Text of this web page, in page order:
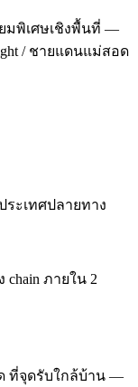
มพิเศษเชิงพื้นที่ —
/ ชายแดนแม่สอด
ระเทศปลายทาง
ภายใน 2
ที่จุดรับใกล้บ้าน —